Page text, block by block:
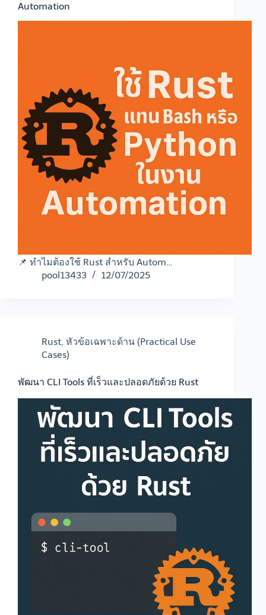
Automation
📌 ทำไมต้องใช้ Rust สำหรับ Autom…
pool13433
12/07/2025
Rust, หัวข้อเฉพาะด้าน (Practical Use
Cases)
พัฒนา CLI Tools ที่เร็วและปลอดภัยด้วย Rust